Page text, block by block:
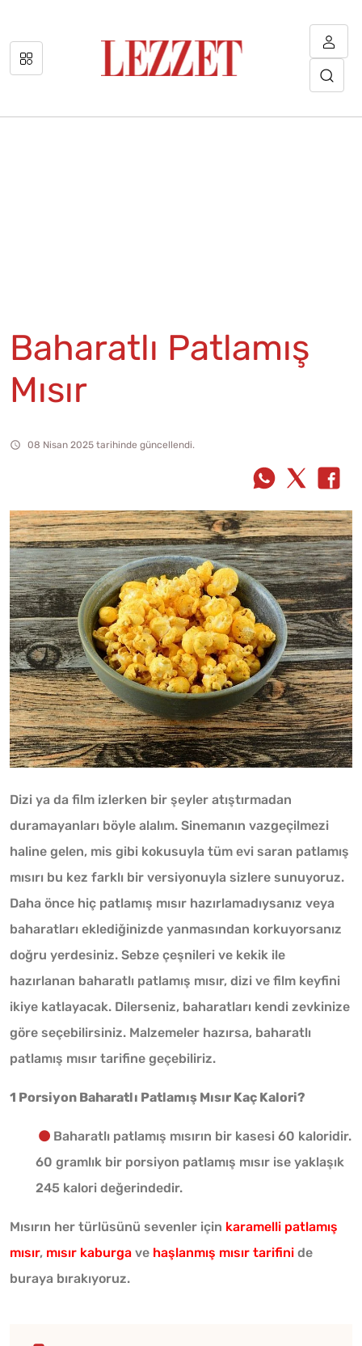
Baharatlı Patlamış
Mısır
08 Nisan 2025 tarihinde güncellendi.
Dizi ya da film izlerken bir şeyler atıştırmadan
duramayanları böyle alalım. Sinemanın vazgeçilmezi
haline gelen, mis gibi kokusuyla tüm evi saran patlamış
mısırı bu kez farklı bir versiyonuyla sizlere sunuyoruz.
Daha önce hiç patlamış mısır hazırlamadıysanız veya
baharatları eklediğinizde yanmasından korkuyorsanız
doğru yerdesiniz. Sebze çeşnileri ve kekik ile
hazırlanan baharatlı patlamış mısır, dizi ve film keyfini
ikiye katlayacak. Dilerseniz, baharatları kendi zevkinize
göre seçebilirsiniz. Malzemeler hazırsa, baharatlı
patlamış mısır tarifine geçebiliriz.
1 Porsiyon Baharatlı Patlamış Mısır Kaç Kalori?
Baharatlı patlamış mısırın bir kasesi 60 kaloridir.
60 gramlık bir porsiyon patlamış mısır ise yaklaşık
245 kalori değerindedir.
Mısırın her türlüsünü sevenler için karamelli patlamış
mısır, mısır kaburga ve haşlanmış mısır tarifini de
buraya bırakıyoruz.